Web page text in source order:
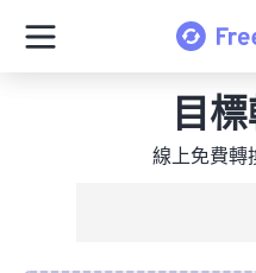
目
線上免費轉